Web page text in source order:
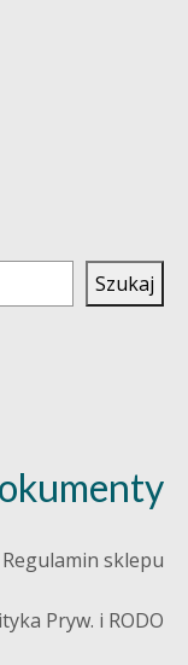
Szukaj
Regulamin sklepu
Pryw. i RODO